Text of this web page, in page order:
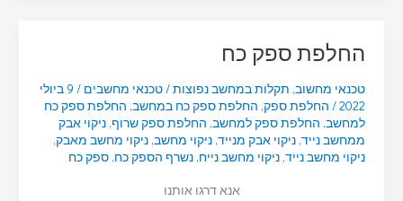
החלפת ספק כח
טכנאי מחשוב, תקלות במחשב נפוצות/טכנאי מחשבים /
9 ביולי
2022
/ החלפת ספק, החלפת ספק כח במחשב, החלפת ספק כח
למחשב, החלפת ספק למחשב, החלפת ספק שרוף, ניקוי אבק
ממחשב נייד, ניקוי אבק מנייד, ניקוי מחשב, ניקוי מחשב מאבק,
ניקוי מחשב נייד, ניקוי מחשב נייח, נשרף הספק כח, ספק כח
אנא דרגו אותנו